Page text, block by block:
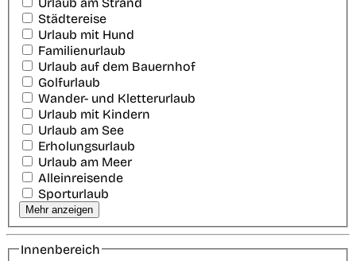
Städtereise
Urlaub mit Hund
Familienurlaub
Urlaub auf dem Bauernhof
Golfurlaub
Wander- und Kletterurlaub
Urlaub mit Kindern
Urlaub am See
Erholungsurlaub
Urlaub am Meer
Alleinreisende
Sporturlaub
Mehr anzeigen
Innenbereich